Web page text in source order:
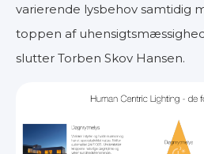
varierende lysbehov samtidig
toppen af
slutter Torben Skov Hansen.